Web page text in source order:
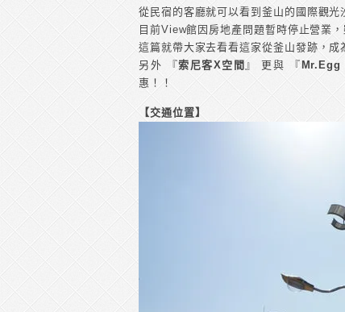
從民宿的客廳就可以看到釜山的國際觀光
目前View館因房地產問題暫時停止營業
這篇就帶大家去看看這家從釜山發跡，
另外 『索尼客X空間 』 更與 『 Mr.Egg
惠！！
【交通位置】